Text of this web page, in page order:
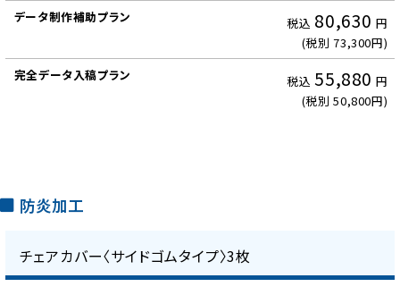
制
補
助
完
デ
ー
税込 80,630 円
(税別 73,300円)
税込 55,880 円
(税別 50,800円)
防炎加工
企
チェアカバー〈サイドゴムタイプ〉3枚